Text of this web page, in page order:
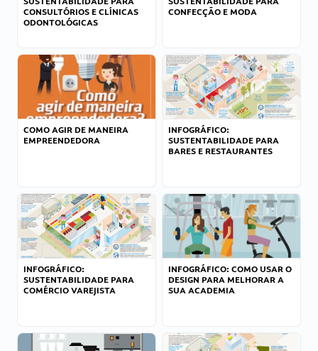
CONSULTÓRIOS E CLÍNICAS
ODONTOLÓGICAS
CONFECÇÃO E MODA
COMO AGIR DE MANEIRA
EMPREENDEDORA
INFOGRÁFICO:
SUSTENTABILIDADE PARA
BARES E RESTAURANTES
INFOGRÁFICO:
SUSTENTABILIDADE PARA
COMÉRCIO VAREJISTA
INFOGRÁFICO: COMO USAR O
DESIGN PARA MELHORAR A
SUA ACADEMIA